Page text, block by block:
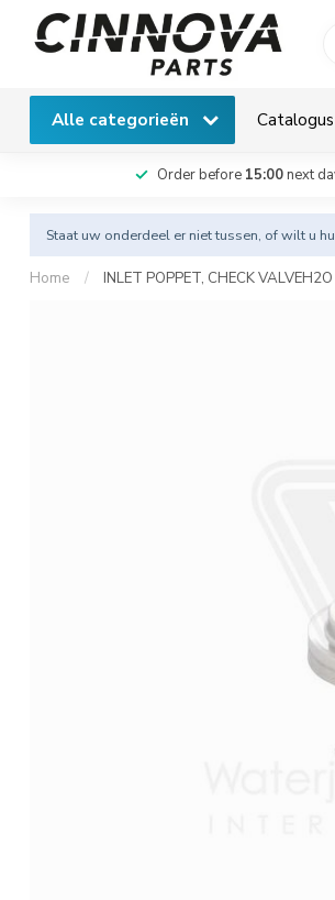
Alle categorieën Catalogus
Order before 15:00next
Staat uw onderdeel er niet tussen, of wilt u
Home / INLET POPPET, CHECK